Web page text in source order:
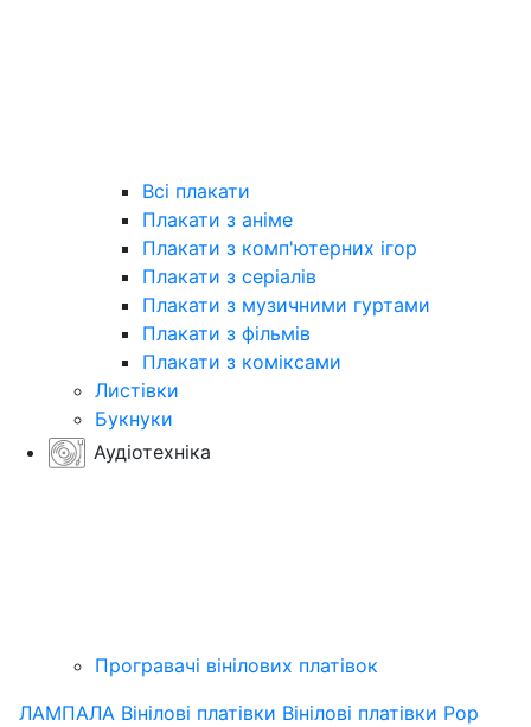
Всі плакати
Плакати з аніме
Плакати з комп'ютерних ігор
Плакати з серіалів
Плакати з музичними гуртами
Плакати з фільмів
Плакати з коміксами
Листівки
Букнуки
Аудіотехніка
Програвачі вінілових платівок
ЛАМПАЛА Вінілові платівки Вінілові платівки Pop